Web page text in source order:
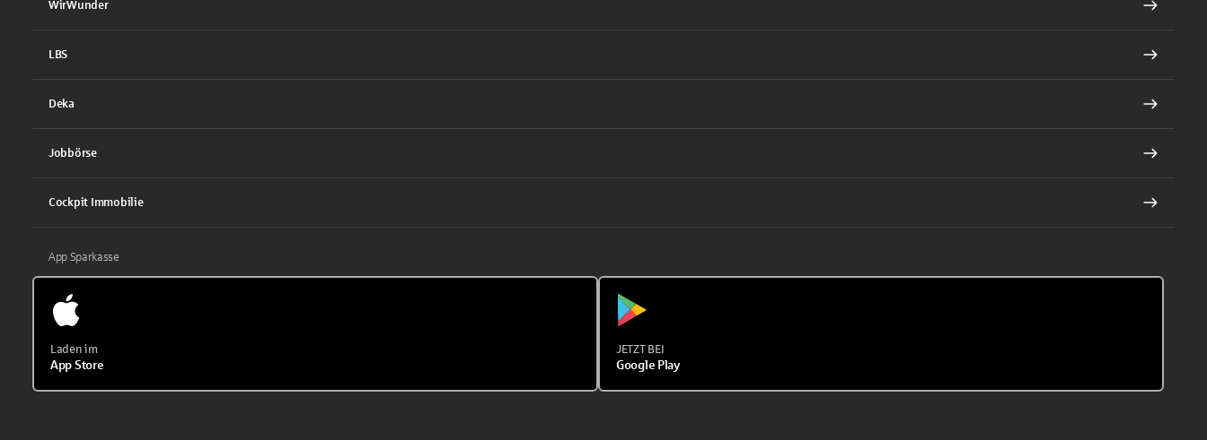
WirWunder
LBS
Deka
Jobbörse
Cockpit Immobilie
App Sparkasse
Laden im
App Store
JETZT BEI
Google Play